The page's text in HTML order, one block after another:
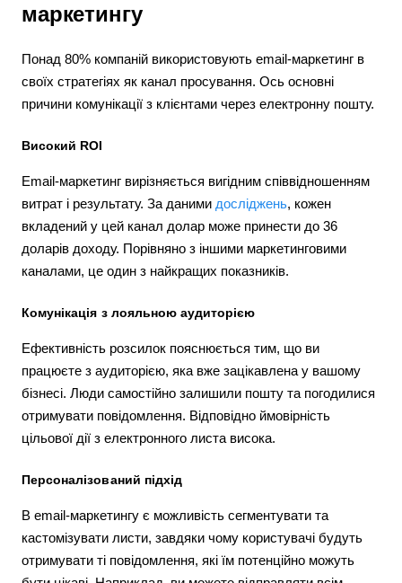
маркетингу
Понад 80% компаній використовують email-маркетинг в
своїх стратегіях як канал просування. Ось основні
причини комунікації з клієнтами через електронну пошту.
Високий ROI
Email-маркетинг вирізняється вигідним співвідношенням
витрат і результату. За даними досліджень, кожен
вкладений у цей канал долар може принести до 36
доларів доходу. Порівняно з іншими маркетинговими
каналами, це один з найкращих показників.
Комунікація з лояльною аудиторією
Ефективність розсилок пояснюється тим, що ви
працюєте з аудиторією, яка вже зацікавлена у вашому
бізнесі. Люди самостійно залишили пошту та погодилися
отримувати повідомлення. Відповідно ймовірність
цільової дії з електронного листа висока.
Персоналізований підхід
В email-маркетингу є можливість сегментувати та
кастомізувати листи, завдяки чому користувачі будуть
отримувати ті повідомлення, які їм потенційно можуть